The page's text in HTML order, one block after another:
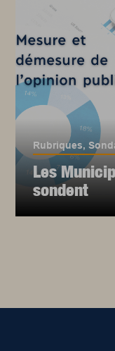
Rubriques,
Les
sondent